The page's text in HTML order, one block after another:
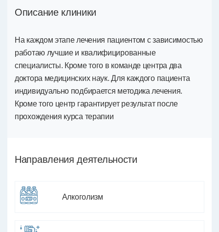
Описание клиники
На каждом этапе лечения пациентом с зависимостью
работаю лучшие и квалифицированные
специалисты. Кроме того в команде центра два
доктора медицинских наук. Для каждого пациента
индивидуально подбирается методика лечения.
Кроме того центр гарантирует результат после
прохождения курса терапии
Направления деятельности
Алкоголизм